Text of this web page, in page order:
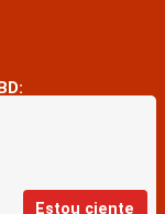
Estou ciente